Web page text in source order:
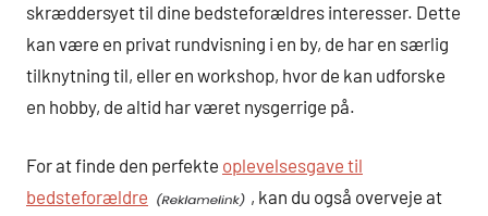
skræddersyet til dine bedsteforældres interesser. Dette
kan være en privat rundvisning i en by, de har en særlig
tilknytning til, eller en workshop, hvor de kan udforske
en hobby, de altid har været nysgerrige på.
For at finde den perfekte oplevelsesgave til
bedsteforældre
, kan du også overveje at